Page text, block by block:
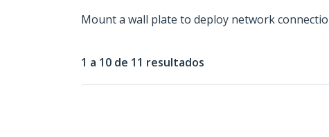
Mount a wall plate to deploy network
1 a 10 de 11 resultados